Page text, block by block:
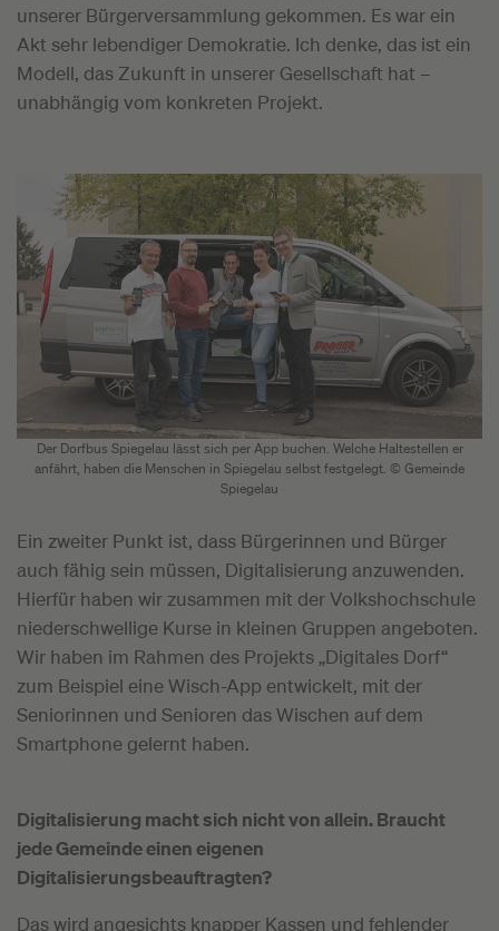
unserer Bürgerversammlung gekommen. Es war ein
Akt sehr lebendiger Demokratie. Ich denke, das ist ein
Modell, das Zukunft in unserer Gesellschaft hat –
unabhängig vom konkreten Projekt.
Der Dorfbus Spiegelau lässt sich per App buchen. Welche Haltestellen er
anfährt, haben die Menschen in Spiegelau selbst festgelegt. © Gemeinde
Spiegelau
Ein zweiter Punkt ist, dass Bürgerinnen und Bürger
auch fähig sein müssen, Digitalisierung anzuwenden.
Hierfür haben wir zusammen mit der Volkshochschule
niederschwellige Kurse in kleinen Gruppen angeboten.
Wir haben im Rahmen des Projekts „Digitales Dorf“
zum Beispiel eine Wisch-App entwickelt, mit der
Seniorinnen und Senioren das Wischen auf dem
Smartphone gelernt haben.
Digitalisierung macht sich nicht von allein. Braucht
jede Gemeinde einen eigenen
Digitalisierungsbeauftragten?
Das wird angesichts knapper Kassen und fehlender